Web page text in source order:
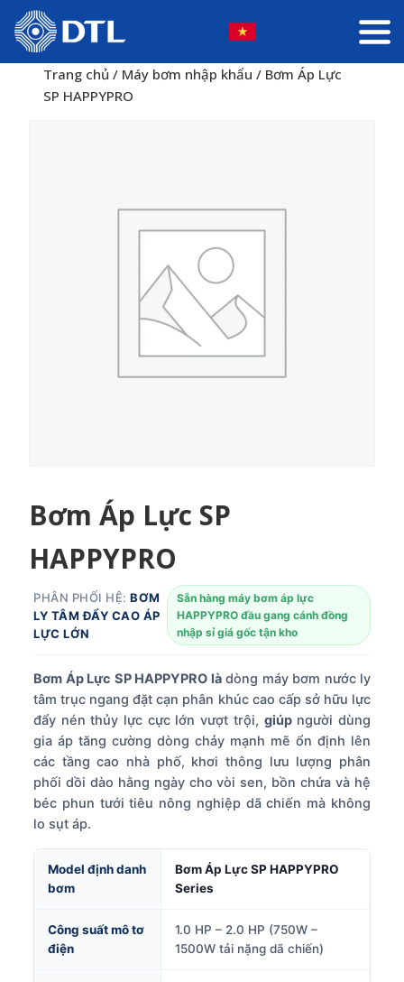
Trang chủ / Máy bơm nhập khẩu / Bơm Áp Lực
SP HAPPYPRO
Bơm Áp Lực SP
HAPPYPRO
PHÂN PHỐI HỆ: BƠM
LY TÂM ĐẨY CAO ÁP
LỰC LỚN
Sẵn hàng máy bơm áp lực
HAPPYPRO đầu gang cánh đồng
nhập sỉ giá gốc tận kho
Bơm Áp Lực SP HAPPYPRO làdòng máy bơm nước ly
tâm trục ngang đặt cạn phân khúc cao cấp sở hữu lực
đẩy nén thủy lực cực lớn vượt trội, giúpngười dùng
gia áp tăng cường dòng chảy mạnh mẽ ổn định lên
các tầng cao nhà phố, khơi thông lưu lượng phân
phối dồi dào hằng ngày cho vòi sen, bồn chứa và hệ
béc phun tưới tiêu nông nghiệp dã chiến mà không
lo sụt áp.
Model định danh
bơm
Bơm Áp Lực SP HAPPYPRO
Series
Công suất mô tơ
điện
1.0 HP – 2.0 HP (750W –
1500W tải nặng dã chiến)